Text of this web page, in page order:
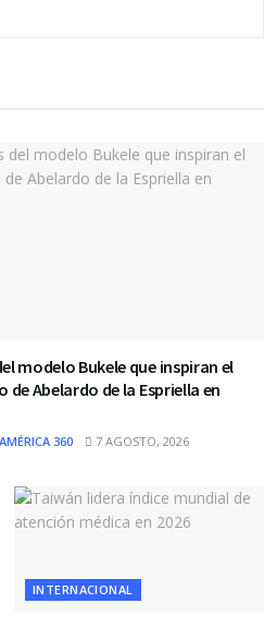
modelo Bukele que inspiran el
de Abelardo de la Espriella en
360 7 AGOSTO, 2026
INTERNACIONAL